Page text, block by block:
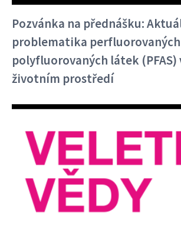
Pozvánka na přednášku:
problematika
polyfluorovaných látek (PFAS)
životním prostředí
Kontakt
Sekretariát:
+420 266 009 318
irsm@irsm.cas.cz